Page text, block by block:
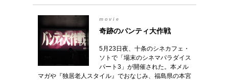
movie
奇跡のパンティ大作戦
5月23日夜、十条のシネカフェ・
ソトで「場末のシネマパラダイス
パート3」が開催された。本メル
マガや『独居老人スタイル』でおなじみ、福島県の本宮